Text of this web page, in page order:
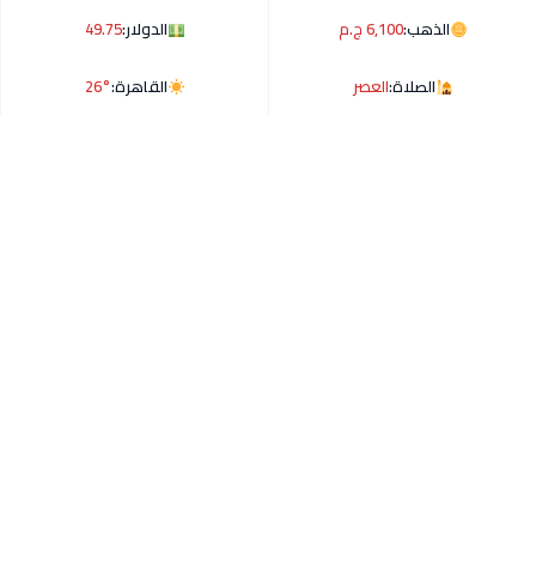
الذهب:6,100 ج.م الدولار:49.75
الصلاة:العصر القاهرة:26°